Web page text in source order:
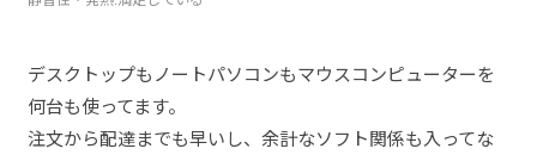
デスクトップもノートパソコンもマウスコンピューターを
何台も使ってます。
注文から配達までも早いし、余計なソフト関係も入ってな